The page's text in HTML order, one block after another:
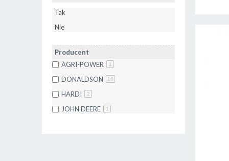
Tak
Nie
Producent
AGRI-POWER
1
DONALDSON 16
HARDI 2
JOHN DEERE 1